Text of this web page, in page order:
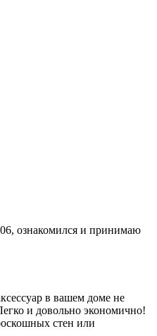
ознакомился и принимаю
в вашем доме не
и довольно экономично!
стен или